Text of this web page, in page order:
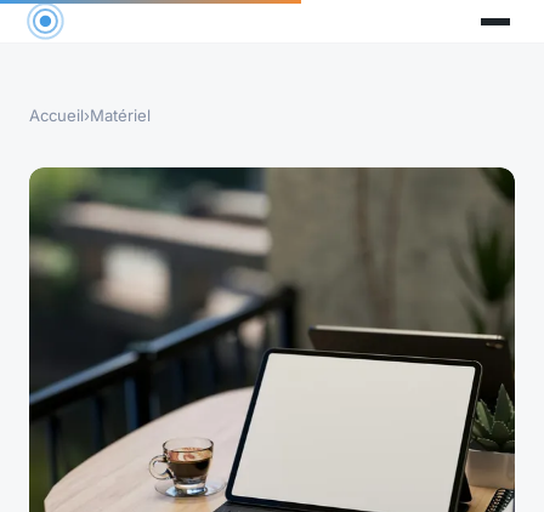
Accueil›Matériel